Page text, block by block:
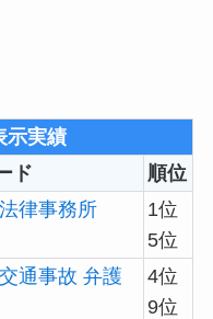
示実績
ド
順位
律事務所
1位
5位
通事故 弁護
4位
9位